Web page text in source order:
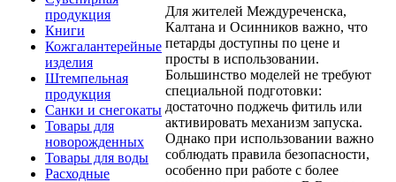
продукция
Книги
Кожгалантерейные
изделия
Штемпельная
продукция
Санки и снегокаты
Товары для
новорожденных
Товары для воды
Расходные
Для жителей Междуреченска,
Калтана и Осинников важно, что
петарды доступны по цене и
просты в использовании.
Большинство моделей не требуют
специальной подготовки:
достаточно поджечь фитиль или
активировать механизм запуска.
Однако при использовании важно
соблюдать правила безопасности,
особенно при работе с более